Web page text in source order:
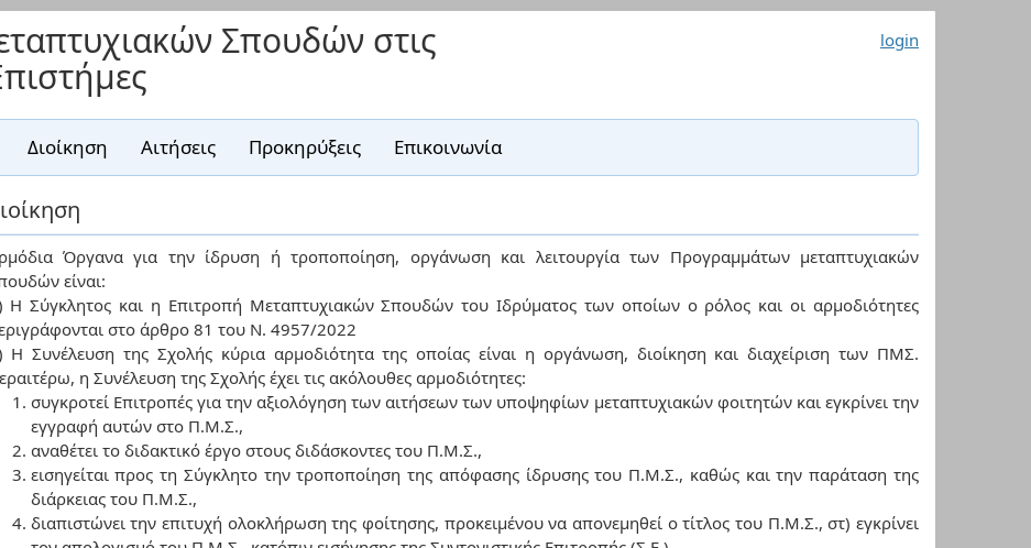
Σπουδών στις
login
Διοίκηση Αιτήσεις Προκηρύξεις Επικοινωνία
Όργανα για την ίδρυση ή τροποποίηση, οργάνωση και λειτουργία των Προγραμμάτων μεταπτυχιακών
είναι:
Η Σύγκλητος και η Επιτροπή Μεταπτυχιακών Σπουδών του Ιδρύματος των οποίων ο ρόλος και οι αρμοδιότητες
στο άρθρο 81 του Ν. 4957/2022
Η Συνέλευση της Σχολής κύρια αρμοδιότητα της οποίας είναι η οργάνωση, διοίκηση και διαχείριση των ΠΜΣ.
η Συνέλευση της Σχολής έχει τις ακόλουθες αρμοδιότητες:
συγκροτεί Επιτροπές για την αξιολόγηση των αιτήσεων των υποψηφίων μεταπτυχιακών φοιτητών και εγκρίνει την
εγγραφή αυτών στο Π.Μ.Σ.,
αναθέτει το διδακτικό έργο στους διδάσκοντες του Π.Μ.Σ.,
εισηγείται προς τη Σύγκλητο την τροποποίηση της απόφασης ίδρυσης του Π.Μ.Σ., καθώς και την παράταση της
διάρκειας του Π.Μ.Σ.,
διαπιστώνει την επιτυχή ολοκλήρωση της φοίτησης, προκειμένου να απονεμηθεί ο τίτλος του Π.Μ.Σ., στ) εγκρίνει